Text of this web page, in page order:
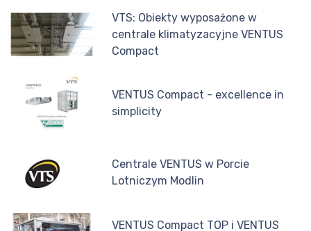
VTS: Obiekty wyposażone w
centrale klimatyzacyjne VENTUS
Compact
VENTUS Compact - excellence in
simplicity
Centrale VENTUS w Porcie
Lotniczym Modlin
VENTUS Compact TOP i VENTUS